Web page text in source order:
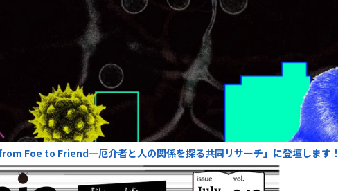
Foe to Friend―厄介者と人の関係を探る共同リサーチ」に登壇します！